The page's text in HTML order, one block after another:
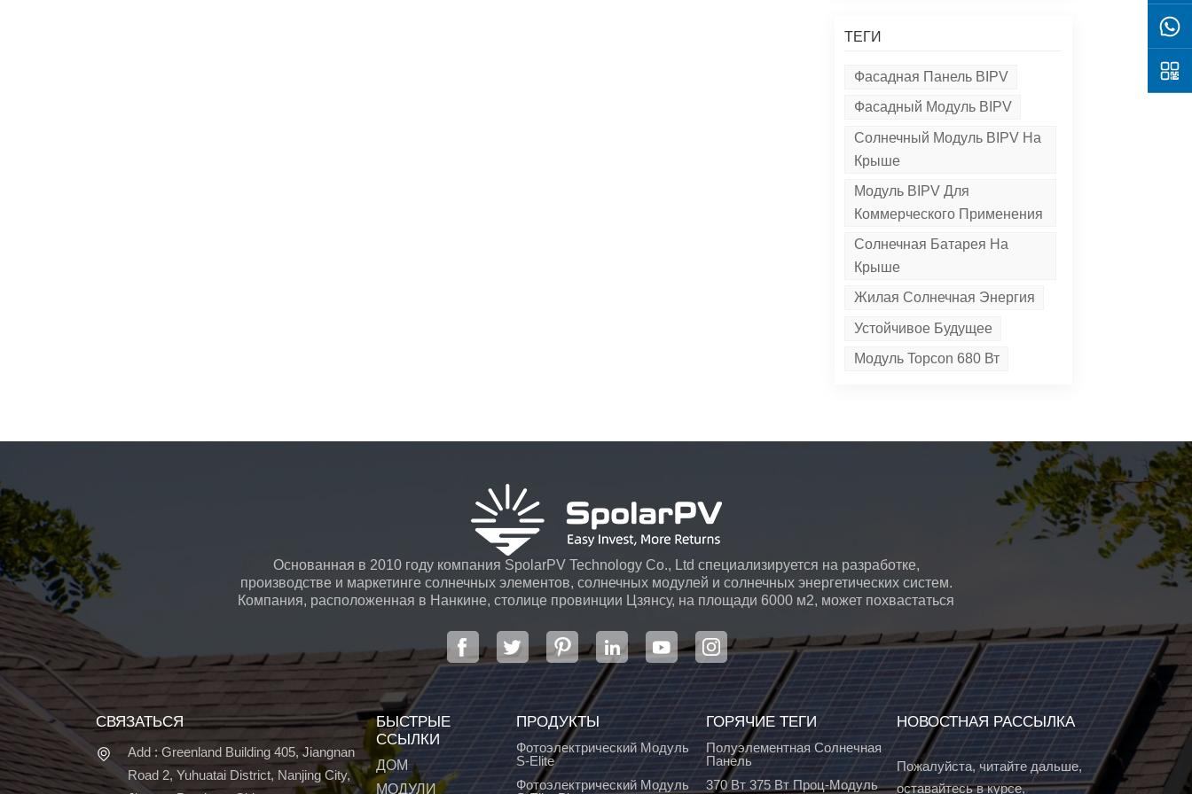
ТЕГИ
Фасадная Панель BIPV
Фасадный Модуль BIPV
Солнечный Модуль BIPV На
Крыше
Модуль BIPV Для
Коммерческого Применения
Солнечная Батарея На
Крыше
Жилая Солнечная Энергия
Устойчивое Будущее
Модуль Topcon 680 Вт
Основанная в 2010 году компания SpolarPV Technology Co., Ltd специализируется на разработке,
производстве и маркетинге солнечных элементов, солнечных модулей и солнечных энергетических систем.
Компания, расположенная в Нанкине, столице провинции Цзянсу, на площади 6000 м2, может похвастаться
СВЯЗАТЬСЯ
Add : Greenland Building 405, Jiangnan
Road 2, Yuhuatai District, Nanjing City,
БЫСТРЫЕ
ССЫЛКИ
ДОМ
МОДУЛИ
ПРОДУКТЫ
Фотоэлектрический Модуль
S-Elite
Фотоэлектрический Модуль
ГОРЯЧИЕ ТЕГИ
Полуэлементная Солнечная
Панель
370 Вт 375 Вт Проц-Модуль
НОВОСТНАЯ РАССЫЛКА
Пожалуйста, читайте дальше,
оставайтесь в курсе,